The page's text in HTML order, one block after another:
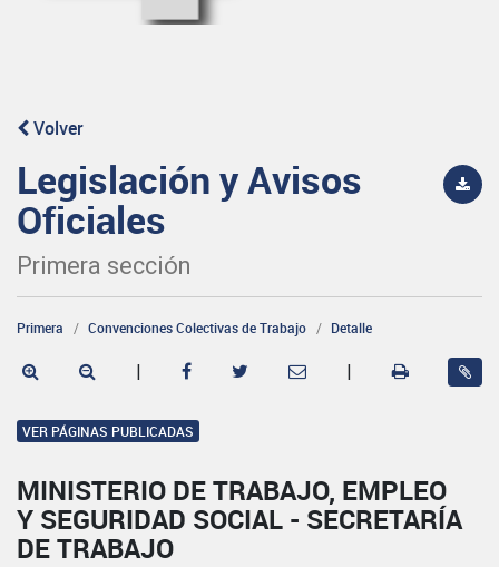
Volver
Legislación y Avisos
Oficiales
Primera sección
Primera Convenciones Colectivas de Trabajo Detalle
| |
VER PÁGINAS PUBLICADAS
MINISTERIO DE TRABAJO, EMPLEO
Y SEGURIDAD SOCIAL - SECRETARÍA
DE TRABAJO